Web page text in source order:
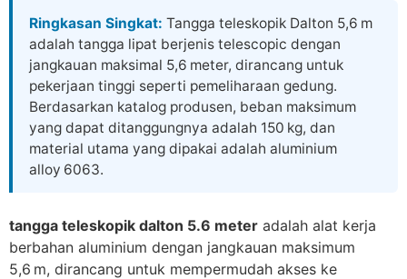
content
Ringkasan Singkat: Tangga teleskopik Dalton 5,6 m
adalah tangga lipat berjenis telescopic dengan
jangkauan maksimal 5,6 meter, dirancang untuk
pekerjaan tinggi seperti pemeliharaan gedung.
Berdasarkan katalog produsen, beban maksimum
yang dapat ditanggungnya adalah 150 kg, dan
material utama yang dipakai adalah aluminium
alloy 6063.
tangga teleskopik dalton 5.6 meter adalah alat kerja
berbahan aluminium dengan jangkauan maksimum
5,6 m, dirancang untuk mempermudah akses ke